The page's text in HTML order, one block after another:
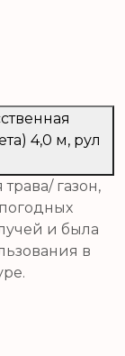
4,0 м, рул
газон,
и была
в